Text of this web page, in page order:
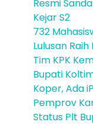
Resmi
Kejar S2
732
Lulusan
Tim KPK
Bupati
Koper, Ada
Pemprov
Status Plt